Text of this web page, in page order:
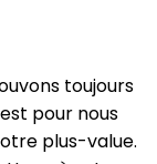
toujours
pour nous
plus-value.